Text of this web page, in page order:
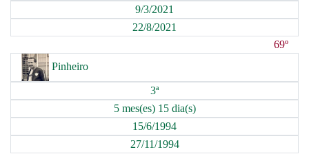
9/3/2021
22/8/2021
69º
Pinheiro
3ª
5 mes(es) 15 dia(s)
15/6/1994
27/11/1994